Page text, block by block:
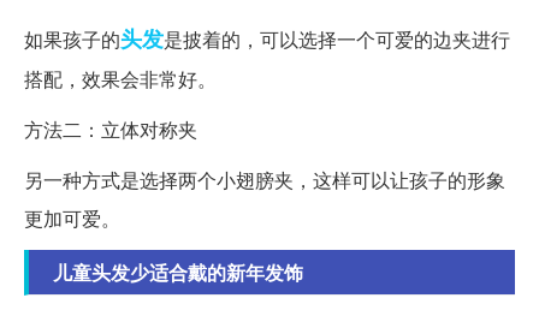
如果孩子的头发是披着的，可以选择一个可爱的边夹进行
搭配，效果会非常好。
方法二：立体对称夹
另一种方式是选择两个小翅膀夹，这样可以让孩子的形象
更加可爱。
儿童头发少适合戴的新年发饰